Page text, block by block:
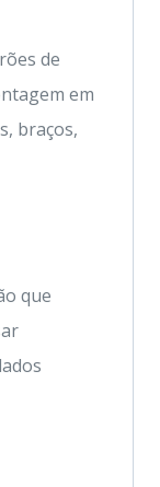
de
em
braços,
que